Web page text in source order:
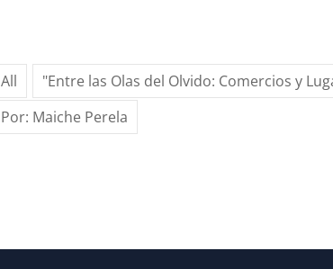
All "Entre las Olas del Olvido: Comercios y
Por: Maiche Perela